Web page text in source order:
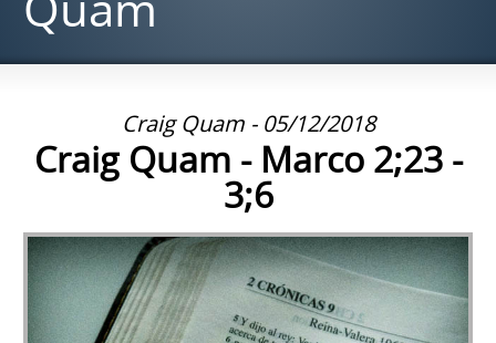
Craig Quam - 05/12/2018
Craig Quam - Marco 2;23 -
3;6